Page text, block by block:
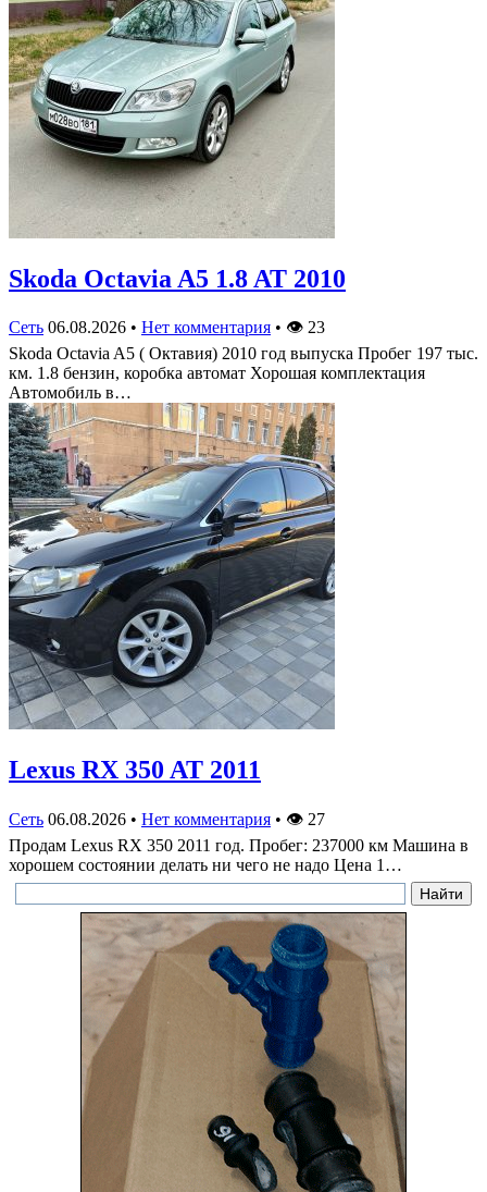
Skoda Octavia A5 1.8 AT 2010
Сеть 06.08.2026 • Нет комментария • 👁 23
Skoda Octavia A5 ( Октавия) 2010 год выпуска Пробег 197 тыс.
км. 1.8 бензин, коробка автомат Хорошая комплектация
Автомобиль в…
Lexus RX 350 AT 2011
Сеть 06.08.2026 • Нет комментария • 👁 27
Продам Lexus RX 350 2011 год. Пробег: 237000 км Машина в
хорошем состоянии делать ни чего не надо Цена 1…